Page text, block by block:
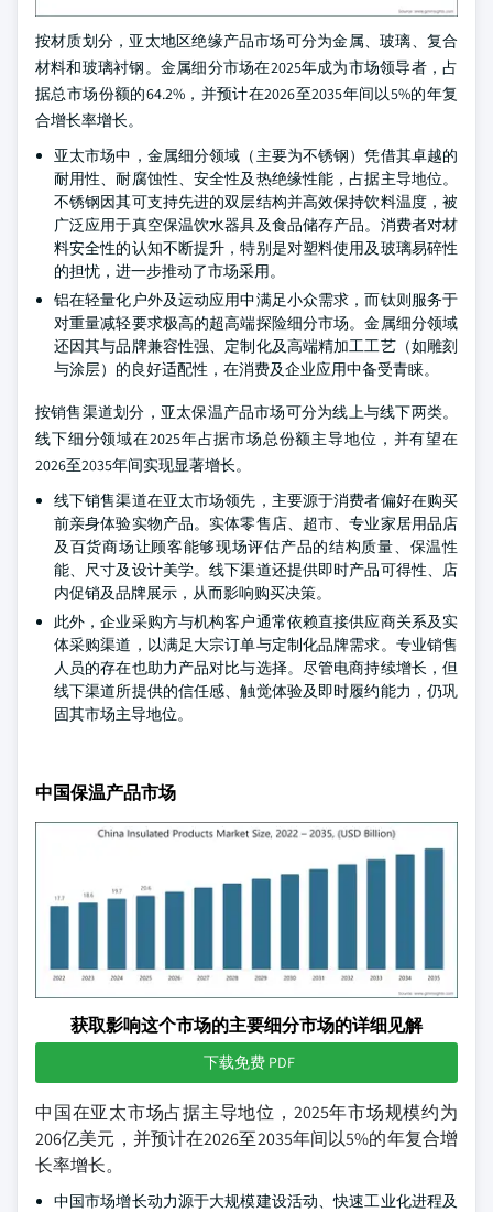
按材质划分，亚太地区绝缘产品市场可分为金属、玻璃、复合
材料和玻璃衬钢。金属细分市场在2025年成为市场领导者，占
据总市场份额的64.2%，并预计在2026至2035年间以5%的年复
合增长率增长。
亚太市场中，金属细分领域（主要为不锈钢）凭借其卓越的
耐用性、耐腐蚀性、安全性及热绝缘性能，占据主导地位。
不锈钢因其可支持先进的双层结构并高效保持饮料温度，被
广泛应用于真空保温饮水器具及食品储存产品。消费者对材
料安全性的认知不断提升，特别是对塑料使用及玻璃易碎性
的担忧，进一步推动了市场采用。
铝在轻量化户外及运动应用中满足小众需求，而钛则服务于
对重量减轻要求极高的超高端探险细分市场。金属细分领域
还因其与品牌兼容性强、定制化及高端精加工工艺（如雕刻
与涂层）的良好适配性，在消费及企业应用中备受青睐。
按销售渠道划分，亚太保温产品市场可分为线上与线下两类。
线下细分领域在2025年占据市场总份额主导地位，并有望在
2026至2035年间实现显著增长。
线下销售渠道在亚太市场领先，主要源于消费者偏好在购买
前亲身体验实物产品。实体零售店、超市、专业家居用品店
及百货商场让顾客能够现场评估产品的结构质量、保温性
能、尺寸及设计美学。线下渠道还提供即时产品可得性、店
内促销及品牌展示，从而影响购买决策。
此外，企业采购方与机构客户通常依赖直接供应商关系及实
体采购渠道，以满足大宗订单与定制化品牌需求。专业销售
人员的存在也助力产品对比与选择。尽管电商持续增长，但
线下渠道所提供的信任感、触觉体验及即时履约能力，仍巩
固其市场主导地位。
中国保温产品市场
获取影响这个市场的主要细分市场的详细见解
下载免费 PDF
中国在亚太市场占据主导地位，2025年市场规模约为
206亿美元，并预计在2026至2035年间以5%的年复合增
长率增长。
中国市场增长动力源于大规模建设活动、快速工业化进程及